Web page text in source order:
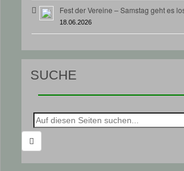
Fest der Vereine – Samstag geht es
18.06.2026
SUCHE
Suche
nach: